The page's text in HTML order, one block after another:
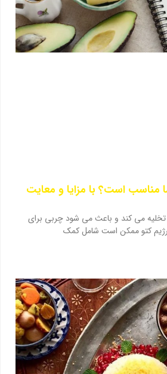
مناسب است؟ با مزایا و معایت
تخلیه می کند و باعث می شود چربی برای
رژیم کتو ممکن است شامل کمک